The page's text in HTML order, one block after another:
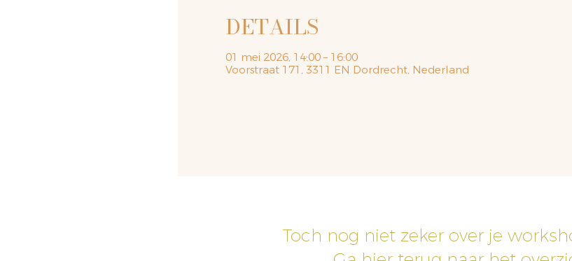
DETAILS
01 mei 2026, 14:00 – 16:00
Voorstraat 171, 3311 EN Dordrecht, Nederland
Toch nog niet zeker over je